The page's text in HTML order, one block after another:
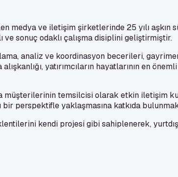
medya ve iletişim şirketlerinde 25 yılı aşkın
sonuç odaklı çalışma disiplini geliştirmiştir.
analiz ve koordinasyon becerileri,
yatırımcıların hayatlarının en
temsilcisi olarak etkin iletişim
perspektifle yaklaşmasına katkıda
kendi projesi gibi sahiplenerek,